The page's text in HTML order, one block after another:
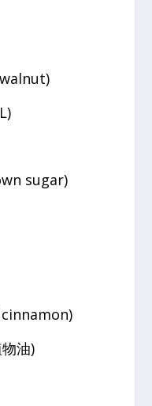
sugar)
油)